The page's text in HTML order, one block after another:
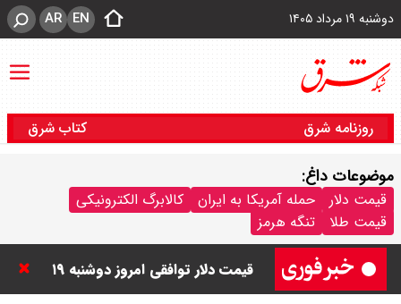
دوشنبه ۱۹ مرداد ۱۴۰۵ EN
AR
روزنامه شرق کتاب شرق
موضوعات داغ:
قیمت دلار حمله آمریکا به ایران
کالابرگ الکترونیکی
قیمت طلا
تنگه هرمز
قیمت دینار عراق امروز دوشنبه ۱۹
مرداد ۱۴۰۵ / هر دینار چند؟ + جدول
قیمت دلار توافقی امروز دوشنبه ۱۹